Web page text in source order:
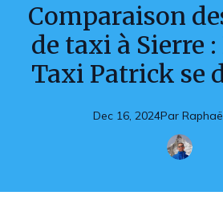
Comparaison
de taxi à Sierre
Taxi Patrick se
Dec 16, 2024Par